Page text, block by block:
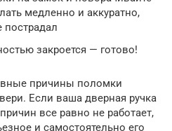
медленно и аккуратно,
закроется — готово!
причины поломки
Если ваша дверная ручка
все равно не работает,
и самостоятельно его